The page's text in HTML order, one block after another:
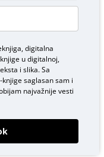
digitalna
u digitalnoj,
i slika. Sa
knjigesaglasan sam i
najvažnije vesti